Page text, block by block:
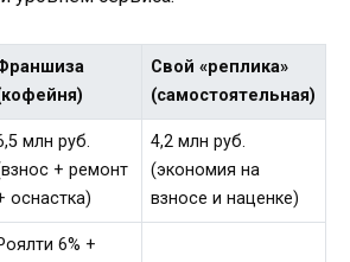
Свой «реплика»
(самостоятельная)
млн руб.
+ ремонт
оснастка)
4,2 млн руб.
(экономия на
взносе и наценке)
6% +